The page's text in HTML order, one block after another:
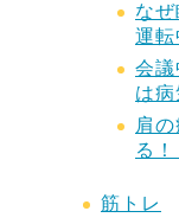
な
運転
会議
は
肩
る
筋トレ